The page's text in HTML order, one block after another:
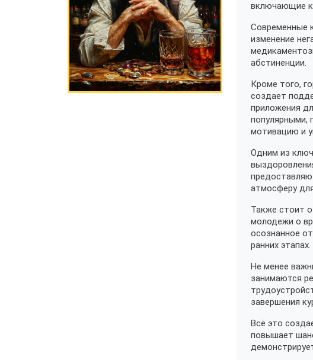
включающие
Современные
изменение
абстиненции.
Кроме того,
создает
приложения
популярными,
мотивацию и
Одним из
атмосферу
Также стоит
молодежи о
осознанное
ранних этапах.
Не менее
занимаются
завершения
Всё это
повышает